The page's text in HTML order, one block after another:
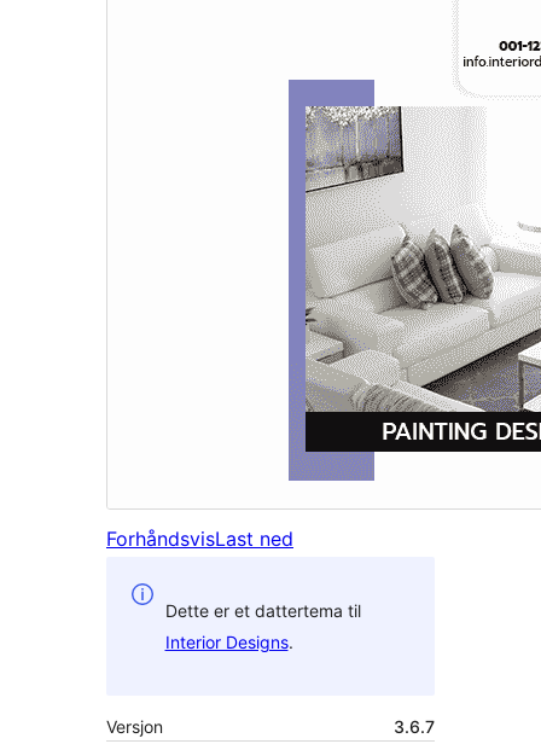
ForhåndsvisLast ned
Dette er et dattertema til
Interior Designs.
Versjon
3.6.7